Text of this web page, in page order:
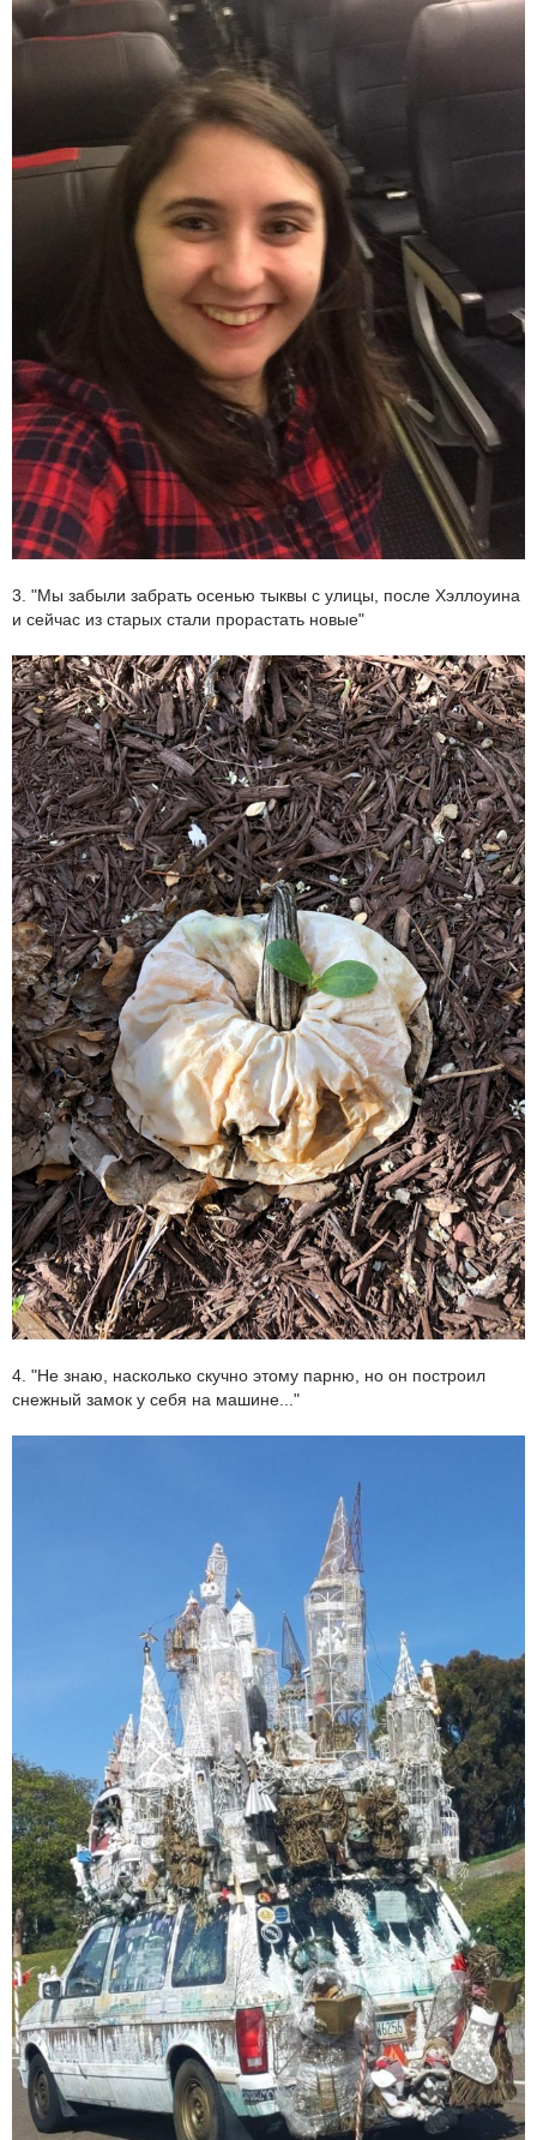
3. "Мы забыли забрать осенью тыквы с улицы, после Хэллоуина
и сейчас из старых стали прорастать новые"
4. "Не знаю, насколько скучно этому парню, но он построил
снежный замок у себя на машине..."